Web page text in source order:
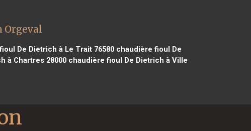
Orgeval
De Dietrich à Le Trait 76580chaudière fioul De
à Chartres 28000 chaudière fioul De Dietrich à Ville